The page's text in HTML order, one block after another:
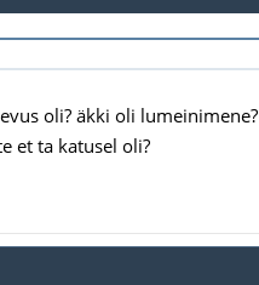
oli? äkki oli lumeinimene?
et ta katusel oli?